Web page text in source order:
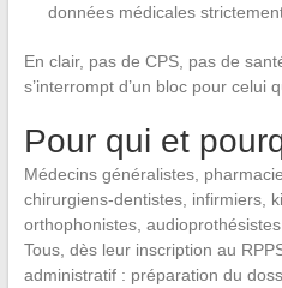
données médicales
En clair, pas de CPS, pas de
s’interrompt d’un bloc pour celui
Pour qui et
Médecins généralistes,
chirurgiens-dentistes, infirmiers,
orthophonistes,
Tous, dès leur inscription au
administratif : préparation du